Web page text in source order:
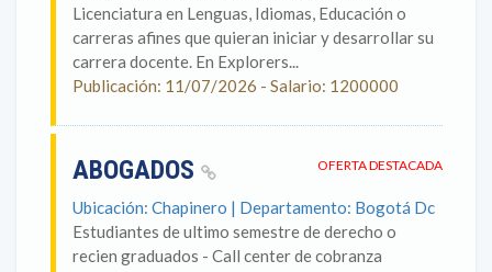
Licenciatura en Lenguas, Idiomas, Educación o
carreras afines que quieran iniciar y desarrollar su
carrera docente. En Explorers...
Publicación: 11/07/2026 - Salario: 1200000
OFERTA DESTACADA
ABOGADOS
Ubicación: Chapinero | Departamento: Bogotá Dc
Estudiantes de ultimo semestre de derecho o
recien graduados - Call center de cobranza